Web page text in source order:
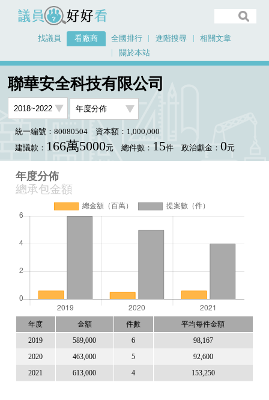
議員好好看
找議員 看廠商 全國排行 進階搜尋
相關文章
關於本站
看廠商
聯華安全科技有限公司
統一編號：80080504
資本額：1,000,000
建議款： 166萬5000元 總件數： 15件 政治獻金： 0元
年度分佈
總承包金額
年度 金額 件數 平均每件金額
2019 589,000 6 98,167
2020 463,000 5 92,600
2021 613,000 4 153,250